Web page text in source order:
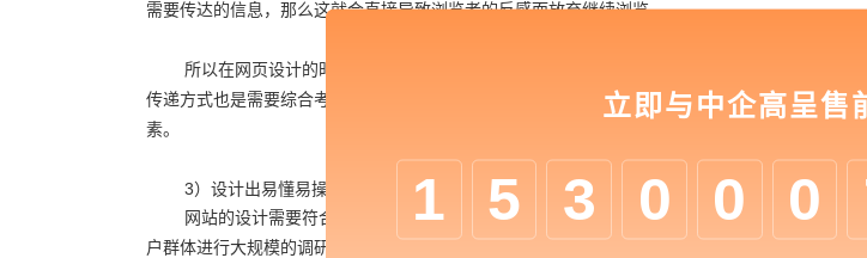
需要传达的信息，那么这就会直接导致浏览者的反感而放弃继续浏览。
所以在网页设计的时候一定要注重新老客户的接受能力，注重专业用户和小白用户的理解能
传递方式也是需要综合考虑的，不能过于生硬也不能过于深奥。总的来说就是要把握分析企业潜
素。
3）设计出易懂易操作的网站。
网站的设计需要符合用户操作习惯，那么用户操作习惯是需要进行分析调研总结的。同样企
户群体进行大规模的调研分析。通过分析结果针对性的设计出适合企业用户群体的产品。
立即与中企高呈售
1 5 3 0 0 0